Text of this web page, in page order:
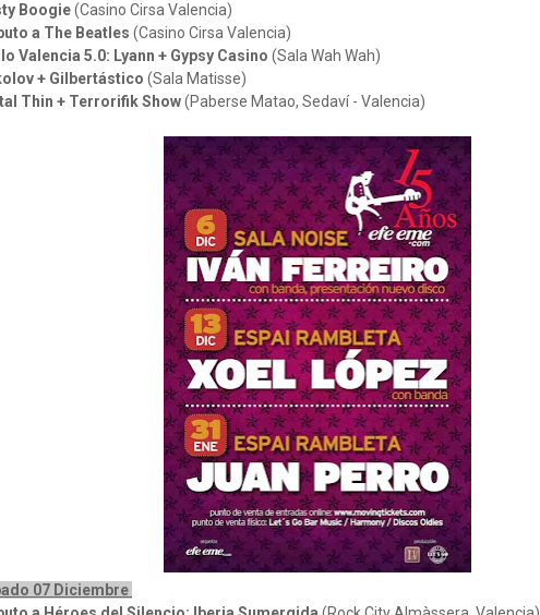
Boogie(Casino Cirsa Valencia)
a The Beatles (Casino Cirsa Valencia)
Valencia 5.0: Lyann + Gypsy Casino (Sala Wah Wah)
+ Gilbertástico (Sala Matisse)
Thin + Terrorifik Show(Paberse Matao, Sedaví - Valencia)
07 Diciembre